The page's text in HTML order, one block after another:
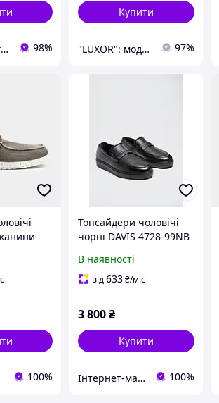
Інтернет-магазин "Streetmoda" 98%
Купити
"LUXOR": мода для сміливих та обраних! 97%
100%
Топсайдери чоловічі
чорні DAVIS 4728-99NB
В наявності
від633₴/міс
3 800₴
Купити
Інтернет-магазин "Вікторія" 100%